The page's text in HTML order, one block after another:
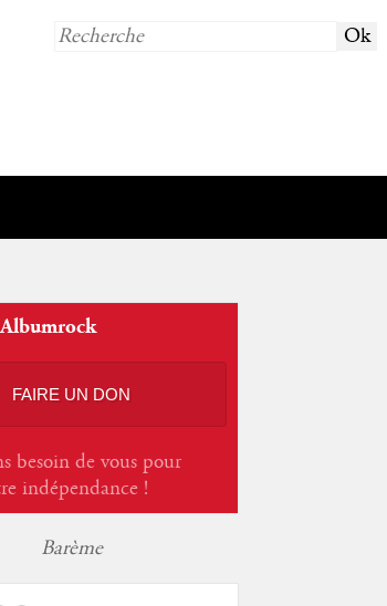
FAIRE UN DON
besoin de vous pour
indépendance !
Barème